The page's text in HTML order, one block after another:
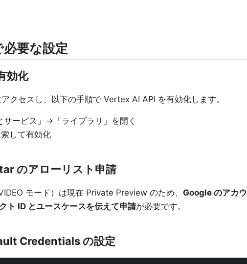
要な設定
効化
アクセスし、以下の手順で Vertex AI API を有効化します。
サービス」→「ライブラリ」を開く
して有効化
のアローリスト申請
モード）は現在 Private Preview のため、 Google のアカウ
ト ID とユースケースを伝えて申請が必要です。
Credentials の設定